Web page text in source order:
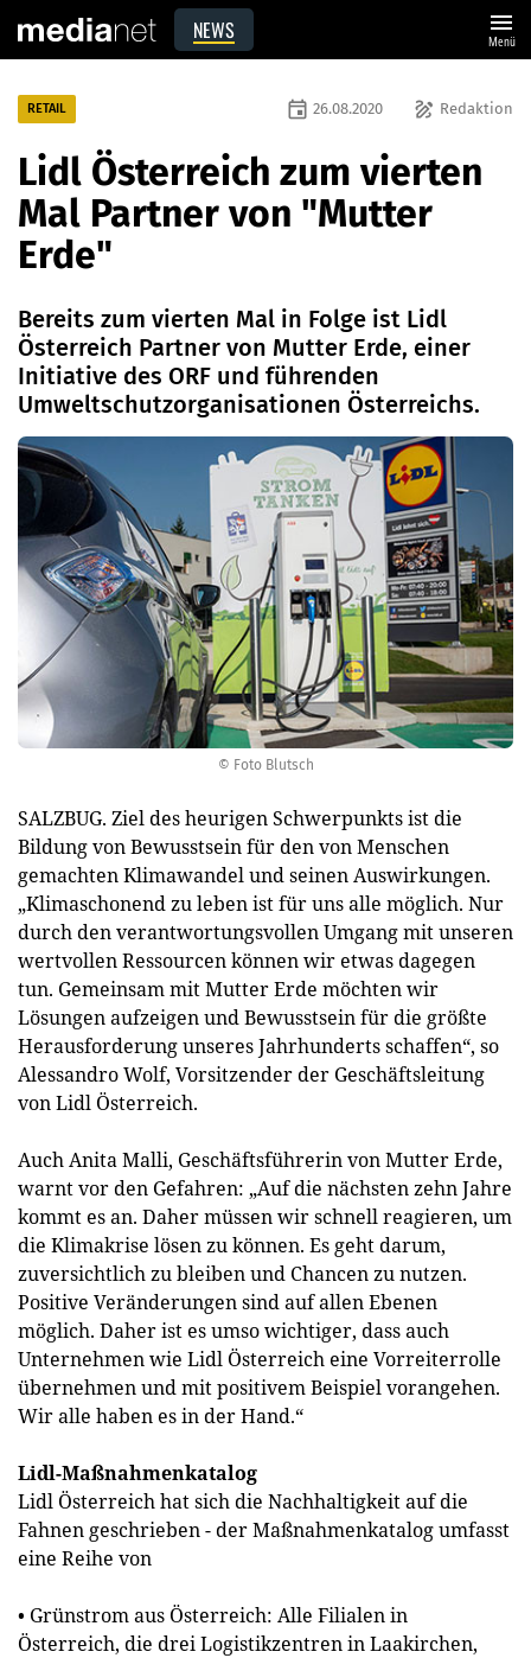
NEWS menu
Menü
© Foto Blutsch
RETAIL draw Redaktion
event 26.08.2020
Lidl Österreich zum vierten
Mal Partner von "Mutter
Erde"
Bereits zum vierten Mal in Folge ist Lidl
Österreich Partner von Mutter Erde, einer
Initiative des ORF und führenden
Umweltschutzorganisationen Österreichs.
SALZBUG. Ziel des heurigen Schwerpunkts ist die
Bildung von Bewusstsein für den von Menschen
gemachten Klimawandel und seinen Auswirkungen.
„Klimaschonend zu leben ist für uns alle möglich. Nur
durch den verantwortungsvollen Umgang mit unseren
wertvollen Ressourcen können wir etwas dagegen
tun. Gemeinsam mit Mutter Erde möchten wir
Lösungen aufzeigen und Bewusstsein für die größte
Herausforderung unseres Jahrhunderts schaffen“, so
Alessandro Wolf, Vorsitzender der Geschäftsleitung
von Lidl Österreich.
Auch Anita Malli, Geschäftsführerin von Mutter Erde,
warnt vor den Gefahren: „Auf die nächsten zehn Jahre
kommt es an. Daher müssen wir schnell reagieren, um
die Klimakrise lösen zu können. Es geht darum,
zuversichtlich zu bleiben und Chancen zu nutzen.
Positive Veränderungen sind auf allen Ebenen
möglich. Daher ist es umso wichtiger, dass auch
Unternehmen wie Lidl Österreich eine Vorreiterrolle
übernehmen und mit positivem Beispiel vorangehen.
Wir alle haben es in der Hand.“
Lidl-Maßnahmenkatalog
Lidl Österreich hat sich die Nachhaltigkeit auf die
Fahnen geschrieben - der Maßnahmenkatalog umfasst
eine Reihe von
• Grünstrom aus Österreich: Alle Filialen in
Österreich, die drei Logistikzentren in Laakirchen,